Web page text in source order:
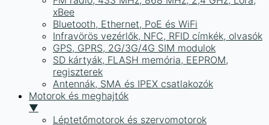
xBee
Bluetooth, Ethernet, PoE és WiFi
Infravörös vezérlők, NFC, RFID címkék, olvasók
GPS, GPRS, 2G/3G/4G SIM modulok
SD kártyák, FLASH memória, EEPROM,
regiszterek
Antennák, SMA és IPEX csatlakozók
Motorok és meghajtók
▼
Léptetőmotorok és szervomotorok